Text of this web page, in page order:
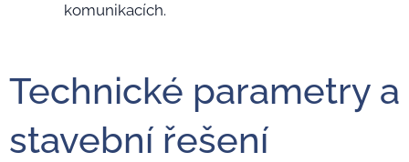
komunikacích.
Technické parametry a
stavební řešení